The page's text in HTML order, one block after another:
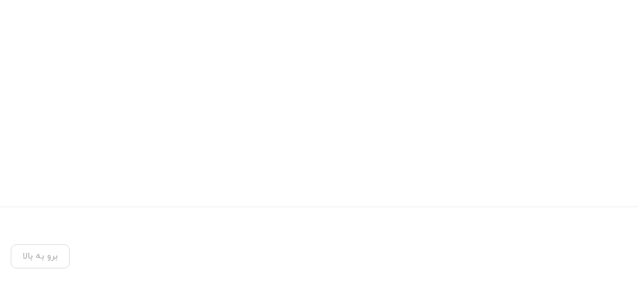
برو به بالا